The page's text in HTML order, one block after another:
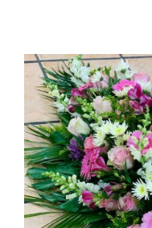
DETALLES